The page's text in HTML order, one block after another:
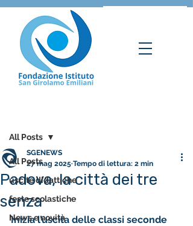
All Posts
uscite didattiche
feste scolastiche
News e novità
All Posts
Padova, la città dei tre
senza
SGENEWS
27 mag 2025 Tempo di lettura: 2 min
Inizia l’uscita delle classi seconde